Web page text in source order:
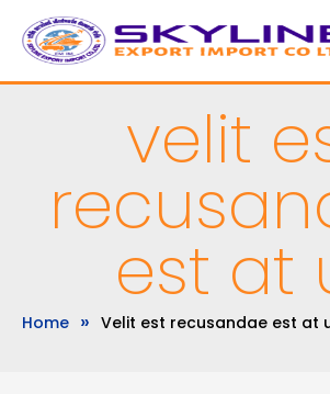
velit
est at
Home » Velit est recusandae est at